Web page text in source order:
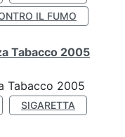
IL FUMO
Tabacco 2005
Tabacco 2005
SIGARETTA